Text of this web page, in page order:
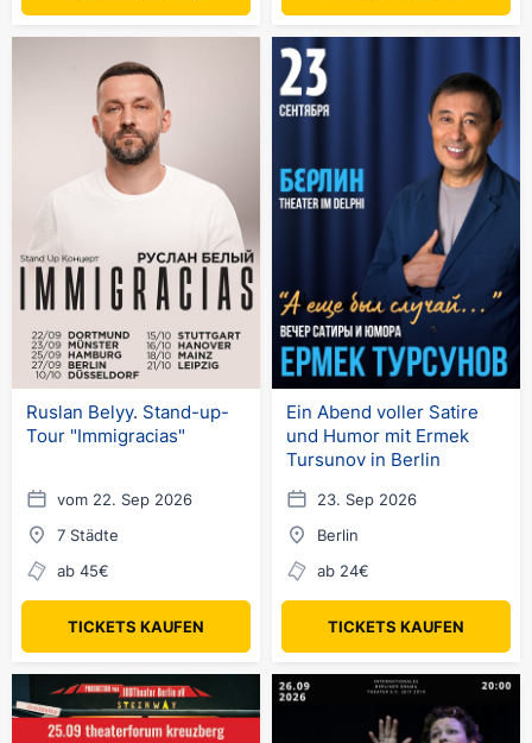
Ruslan Belyy. Stand-up-
Tour "Immigracias"
vom 22. Sep 2026
7 Städte
ab 45€
TICKETS KAUFEN
Ein Abend voller Satire
und Humor mit Ermek
Tursunov in Berlin
23. Sep 2026
Berlin
ab 24€
TICKETS KAUFEN